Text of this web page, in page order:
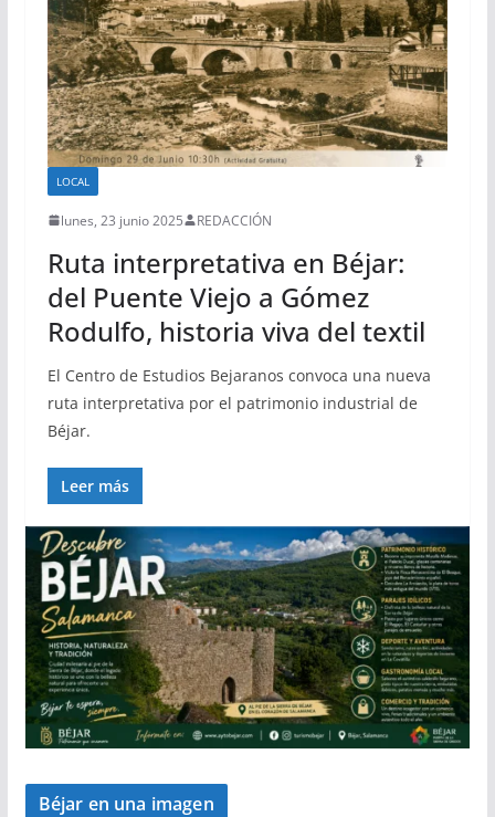
LOCAL
lunes, 23 junio 2025 REDACCIÓN
Ruta interpretativa en Béjar:
del Puente Viejo a Gómez
Rodulfo, historia viva del textil
El Centro de Estudios Bejaranos convoca una nueva
ruta interpretativa por el patrimonio industrial de
Béjar.
Leer más
Béjar en una imagen